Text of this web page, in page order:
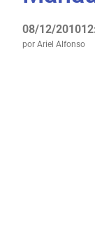
08/12/2010
por Ariel Alfonso